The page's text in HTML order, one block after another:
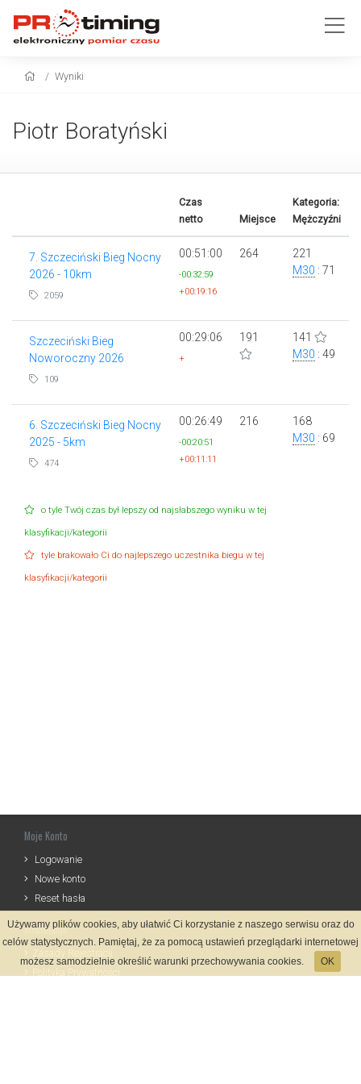
Wyniki
Piotr Boratyński
Czas
netto
Miejsce
Kategoria:
Mężczyźni
7. Szczeciński Bieg Nocny
2026 - 10km
2059
00:51:00
-00:32:59
+00:19:16
264
221
M30 : 71
Szczeciński Bieg
Noworoczny 2026
109
00:29:06
+
191
141
M30 : 49
6. Szczeciński Bieg Nocny
2025 - 5km
474
00:26:49
-00:20:51
+00:11:11
216
168
M30 : 69
o tyle Twój czas był lepszy od najsłabszego wyniku w tej
klasyfikacji/kategorii
tyle brakowało Ci do najlepszego uczestnika biegu w tej
klasyfikacji/kategorii
Moje Konto
Logowanie
Nowe konto
Reset hasła
Informacje
Używamy plików cookies, aby ułatwić Ci korzystanie z naszego serwisu oraz do
celów statystycznych. Pamiętaj, że za pomocą ustawień przeglądarki internetowej
możesz samodzielnie określić warunki przechowywania cookies.
OK